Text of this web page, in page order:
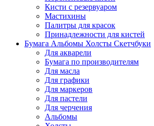
Кисти с резервуаром
Мастихины
Палитры для красок
Принадлежности для кистей
Бумага Альбомы Холсты Скетчбуки
Для акварели
Бумага по производителям
Для масла
Для графики
Для маркеров
Для пастели
Для черчения
Альбомы